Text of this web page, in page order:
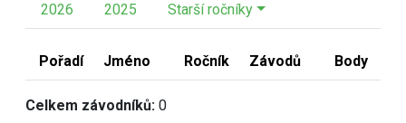
2026 2025 Starší ročníky
Pořadí Jméno Ročník Závodů Body
Celkem závodníků: 0